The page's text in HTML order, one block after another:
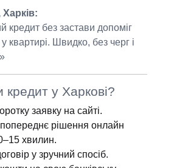
Харків:
кредит без застави допоміг
квартирі. Швидко, без черг і
кредит у Харкові?
заявку на сайті.
рішення онлайн
хвилин.
у зручний спосіб.